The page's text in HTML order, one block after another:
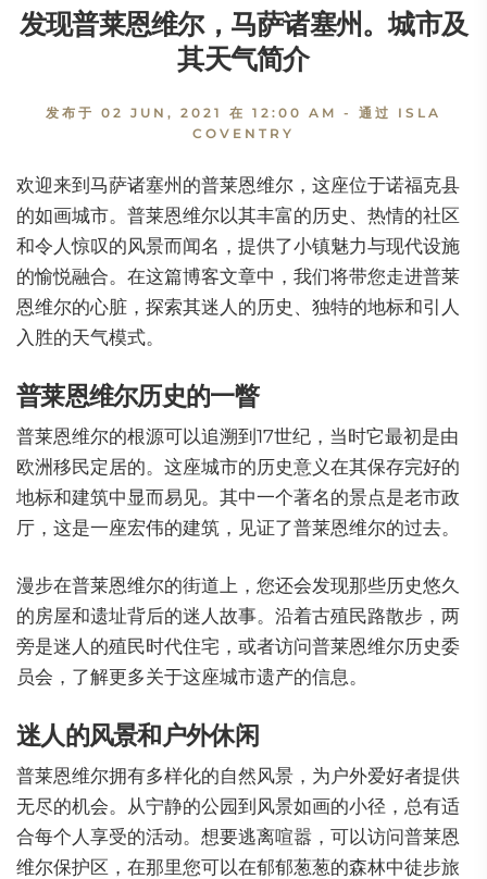
发现普莱恩维尔，马萨诸塞州。城市及
其天气简介
发布于 02 JUN, 2021 在 12:00 AM - 通过 ISLA
COVENTRY
欢迎来到马萨诸塞州的普莱恩维尔，这座位于诺福克县
的如画城市。普莱恩维尔以其丰富的历史、热情的社区
和令人惊叹的风景而闻名，提供了小镇魅力与现代设施
的愉悦融合。在这篇博客文章中，我们将带您走进普莱
恩维尔的心脏，探索其迷人的历史、独特的地标和引人
入胜的天气模式。
普莱恩维尔历史的一瞥
普莱恩维尔的根源可以追溯到17世纪，当时它最初是由
欧洲移民定居的。这座城市的历史意义在其保存完好的
地标和建筑中显而易见。其中一个著名的景点是老市政
厅，这是一座宏伟的建筑，见证了普莱恩维尔的过去。
漫步在普莱恩维尔的街道上，您还会发现那些历史悠久
的房屋和遗址背后的迷人故事。沿着古殖民路散步，两
旁是迷人的殖民时代住宅，或者访问普莱恩维尔历史委
员会，了解更多关于这座城市遗产的信息。
迷人的风景和户外休闲
普莱恩维尔拥有多样化的自然风景，为户外爱好者提供
无尽的机会。从宁静的公园到风景如画的小径，总有适
合每个人享受的活动。想要逃离喧嚣，可以访问普莱恩
维尔保护区，在那里您可以在郁郁葱葱的森林中徒步旅